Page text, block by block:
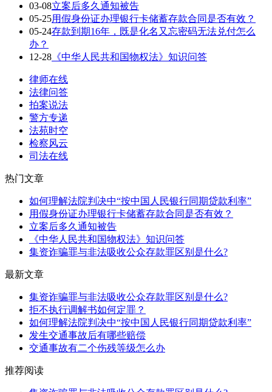
03-08立案后多久通知被告
05-25用假身份证办理银行卡储蓄存款合同是否有效？
05-24存款到期16年，既是化名又忘密码无法兑付怎么
办？
12-28 《中华人民共和国物权法》知识问答
律师在线
法律问答
拍案说法
警方专递
法苑时空
检察风云
司法在线
热门文章
如何理解法院判决中“按中国人民银行同期贷款利率”
用假身份证办理银行卡储蓄存款合同是否有效？
立案后多久通知被告
《中华人民共和国物权法》知识问答
集资诈骗罪与非法吸收公众存款罪区别是什么?
最新文章
集资诈骗罪与非法吸收公众存款罪区别是什么?
拒不执行调解书如何定罪？
如何理解法院判决中“按中国人民银行同期贷款利率”
发生交通事故后有哪些赔偿
交通事故有二个伤残等级怎么办
推荐阅读